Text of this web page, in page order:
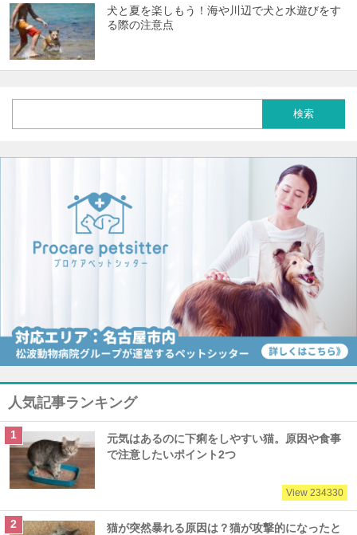
犬と夏を楽しもう！海や川辺で犬と水遊びをす
る際の注意点
人気記事ランキング
元気はあるのに下痢をしやすい猫。原因や食事
で注意したいポイント2つ
View 234330
猫が突然暴れる原因は？猫が攻撃的になったと